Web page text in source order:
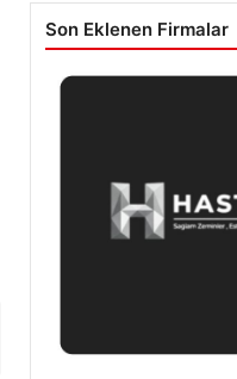
Son Eklenen Firmalar